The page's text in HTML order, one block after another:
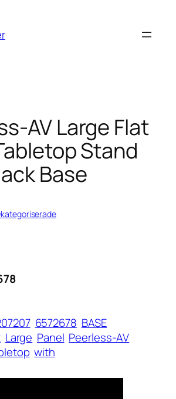
AV Large Flat
Stand
Base
6572678 BASE
Large Panel Peerless-AV
with